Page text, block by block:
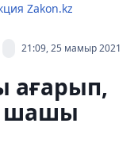
Zakon.kz
21:09, 25 мамыр 2021
ағарып,
шашы